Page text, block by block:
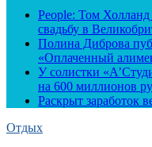
People: Том Холланд
свадьбу в
Полина Диброва
«Оплаченный
У солистки
на 600 миллионов
Раскрыт заработок
Отдых